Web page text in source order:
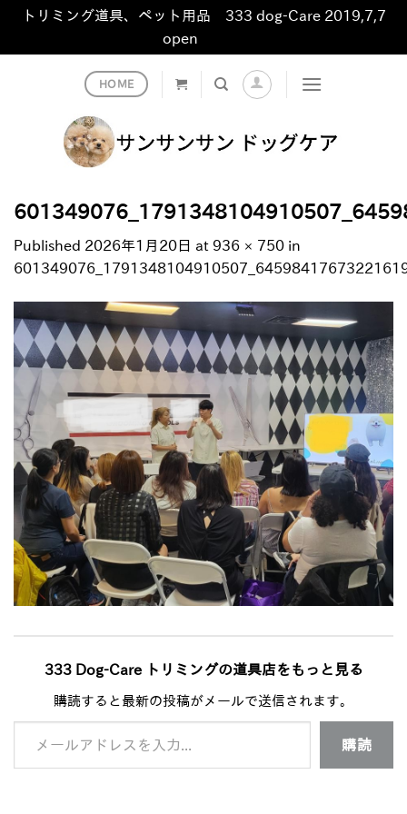
トリミング道具、ペット用品 333 dog-Care 2019,7,7
open
HOME
Published 2026年1月20日 at 936 × 750 in
333 Dog-Care トリミングの道具店をもっと見る
購読すると最新の投稿がメールで送信されます。
メールアドレスを入力...
購読